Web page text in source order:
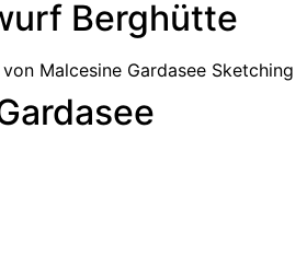
Berghütte